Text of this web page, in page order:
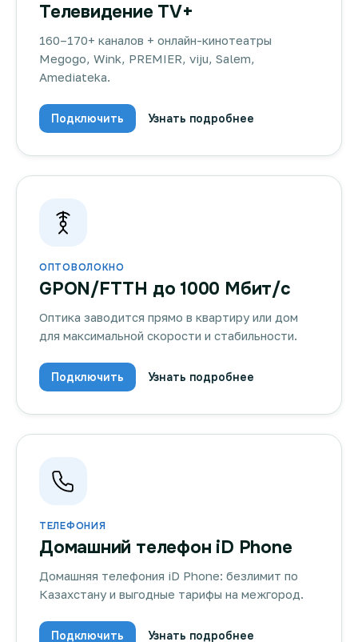
Телевидение TV+
160–170+ каналов + онлайн-кинотеатры
Megogo, Wink, PREMIER, viju, Salem,
Amediateka.
Подключить Узнать подробнее
ОПТОВОЛОКНО
GPON/FTTH до 1000 Мбит/с
Оптика заводится прямо в квартиру или дом
для максимальной скорости и стабильности.
Подключить Узнать подробнее
ТЕЛЕФОНИЯ
Домашний телефон iD Phone
Домашняя телефония iD Phone: безлимит по
Казахстану и выгодные тарифы на межгород.
Подключить Узнать подробнее